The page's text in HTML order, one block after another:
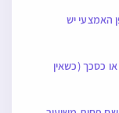
האמצעי יש
כסכך (כשאין